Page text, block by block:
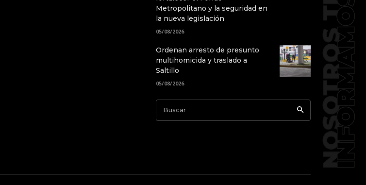
Metropolitano y la seguridad en
la nueva legislación
05/08/2026
Ordenan arresto de presunto
multihomicida y traslado a
Saltillo
05/08/2026
Buscar